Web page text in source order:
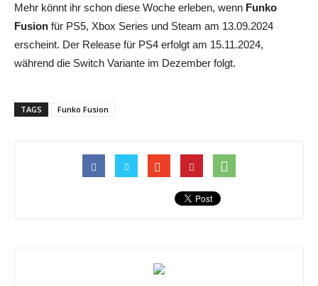
Mehr könnt ihr schon diese Woche erleben, wenn Funko
Fusion für PS5, Xbox Series und Steam am 13.09.2024
erscheint. Der Release für PS4 erfolgt am 15.11.2024,
während die Switch Variante im Dezember folgt.
TAGS Funko Fusion